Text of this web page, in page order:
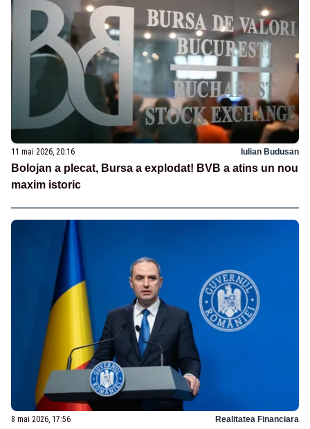
11 mai 2026, 20:16 Iulian Budusan
Bolojan a plecat, Bursa a explodat! BVB a atins un nou
maxim istoric
8 mai 2026, 17:56 Realitatea Financiara